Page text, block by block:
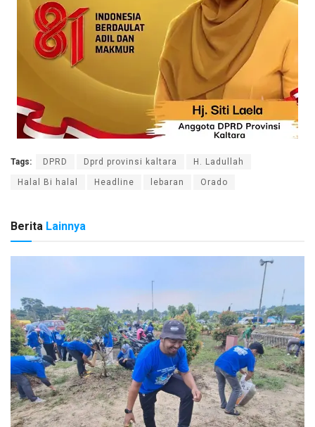
Tags: DPRD Dprd provinsi kaltara H. Ladullah
Halal Bi halal Headline lebaran Orado
Berita Lainnya